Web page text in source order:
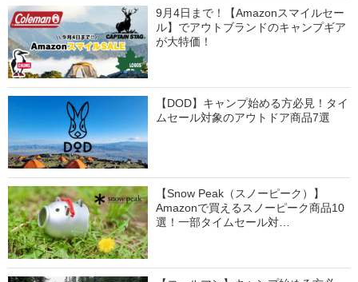
9月4日まで！【Amazonスマイルセー
ル】でアウトブランドのキャンプギア
が大特価！
【DOD】キャンプ始める方必見！タイ
ムセール対象のアウトドア商品7選
【Snow Peak（スノーピーク）】
Amazonで買えるスノーピーク商品10
選！一部タイムセール対…